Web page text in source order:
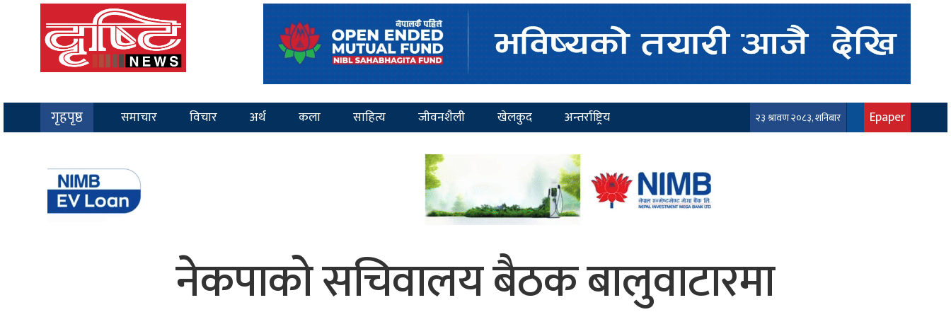
गृहपृष्ठ समाचार विचार अर्थ कला साहित्य जीवनशैली खेलकुद अन्तर्राष्ट्रिय २३ श्रावण २०८३, शनिबार Epaper
नेकपाको सचिवालय बैठक बालुवाटारमा